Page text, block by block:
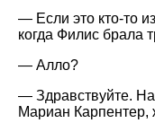
— Если это кто-то
когда Филис брала
— Алло?
— Здравствуйте.
Мариан Карпентер,